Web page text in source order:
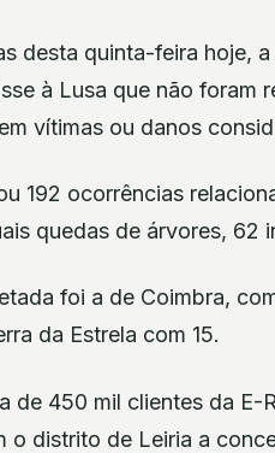
desta quinta-feira hoje,
à Lusa que não foram
vítimas ou danos
192 ocorrências
quedas de árvores, 62
foi a de Coimbra,
da Estrela com 15.
de 450 mil clientes da E-
o distrito de Leiria a